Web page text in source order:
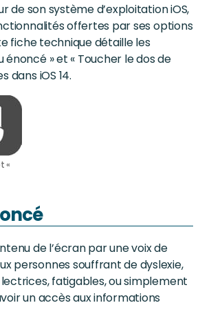
de son système d’exploitation iOS,
offertes par ses options
fiche technique détaille les
énoncé » et « Toucher le dos de
dans iOS 14.
«
de l’écran par une voix de
personnes souffrant de dyslexie,
fatigables, ou simplement
un accès aux informations